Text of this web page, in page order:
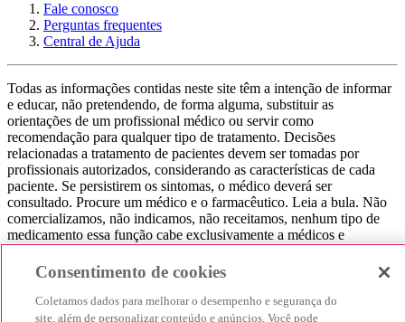
Fale conosco
Perguntas frequentes
Central de Ajuda
Todas as informações contidas neste site têm a intenção de informar
e educar, não pretendendo, de forma alguma, substituir as
orientações de um profissional médico ou servir como
recomendação para qualquer tipo de tratamento. Decisões
relacionadas a tratamento de pacientes devem ser tomadas por
profissionais autorizados, considerando as características de cada
paciente. Se persistirem os sintomas, o médico deverá ser
consultado. Procure um médico e o farmacêutico. Leia a bula. Não
comercializamos, não indicamos, não receitamos, nenhum tipo de
medicamento essa função cabe exclusivamente a médicos e
consultar seu médico. Não somos uma loja ou marketplace, ou seja,
que você encontre o preço mais barato, comparando os preços de
produtos farmacêuticos. Contribuímos e damos auxílio para que sua
Consentimento de cookies
Coletamos dados para melhorar o desempenho e segurança do
site, além de personalizar conteúdo e anúncios. Você pode